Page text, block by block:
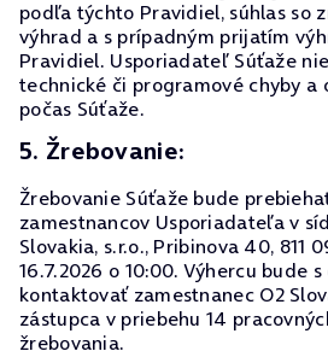
podľa týchto Pravidiel, súhlas so
výhrad a s prípadným prijatím
Pravidiel. Usporiadateľ Súťaže
technické či programové chyby a
počas Súťaže.
5. Žrebovanie:
Žrebovanie Súťaže bude
zamestnancov Usporiadateľa v
Slovakia, s.r.o., Pribinova 40, 811
16.7.2026 o 10:00. Výhercu bude
kontaktovať zamestnanec O2
zástupca v priebehu 14
žrebovania.